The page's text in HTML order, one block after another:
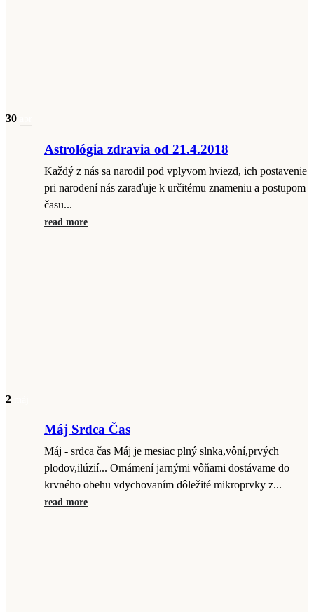
30
Astrológia zdravia od 21.4.2018
Každý z nás sa narodil pod vplyvom hviezd, ich postavenie
pri narodení nás zaraďuje k určitému znameniu a postupom
času...
read more
2
Máj Srdca Čas
Máj - srdca čas Máj je mesiac plný slnka,vôní,prvých
plodov,ilúzií... Omámení jarnými vôňami dostávame do
krvného obehu vdychovaním dôležité mikroprvky z...
read more